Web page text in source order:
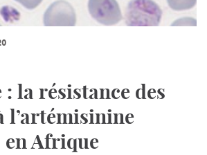
la résistance des
l’artémisinine
en Afrique